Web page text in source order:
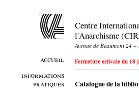
accueil
informations
pratiques
Centre
l'Anarchisme
Avenue de Beaumont 24 –
Fermeture estivale du 18
Catalogue de la